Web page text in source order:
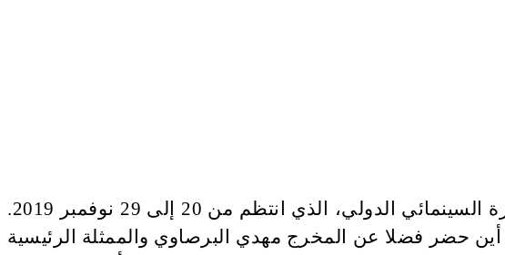
السينمائي الدولي،
الذي انتظم من 20 إلى 29 نوفمبر 2019.
أين حضر فضلا عن المخرج مهدي البرصاوي والممثلة الرئيسية